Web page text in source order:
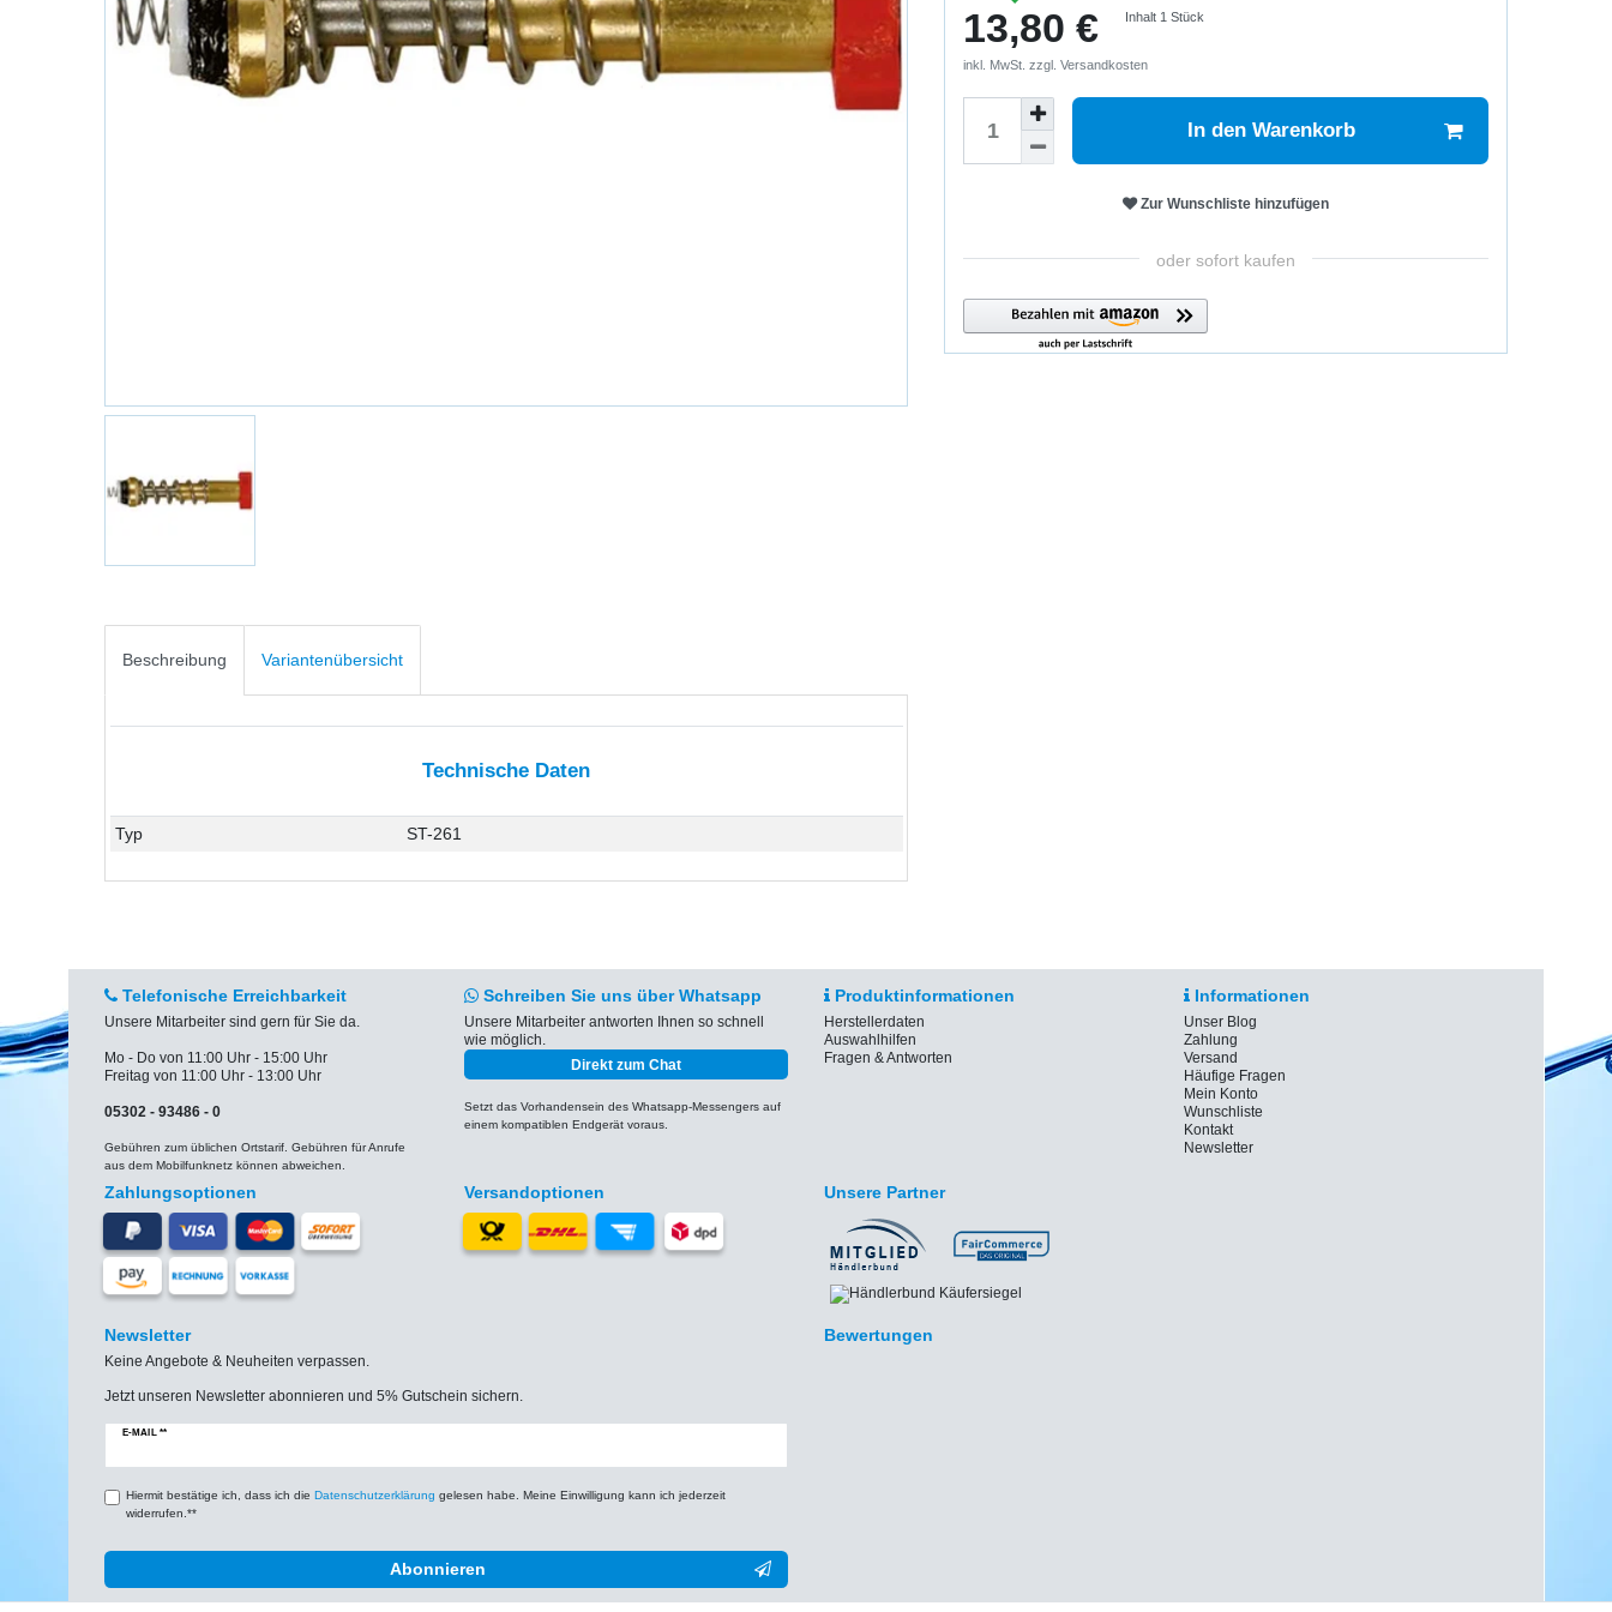
13,80 € Inhalt 1Stück
inkl. MwSt. zzgl. Versandkosten
In den Warenkorb
Zur Wunschliste hinzufügen
oder sofort kaufen
Beschreibung Variantenübersicht
Technische Daten
Typ ST-261
Telefonische Erreichbarkeit
Unsere Mitarbeiter sind gern für Sie da.
Mo - Do von 11:00 Uhr - 15:00 Uhr
Freitag von 11:00 Uhr - 13:00 Uhr
05302 - 93486 - 0
Gebühren zum üblichen Ortstarif. Gebühren für Anrufe
aus dem Mobilfunknetz können abweichen.
Schreiben Sie uns über Whatsapp
Unsere Mitarbeiter antworten Ihnen so schnell
wie möglich.
Direkt zum Chat
Setzt das Vorhandensein des Whatsapp-Messengers auf
einem kompatiblen Endgerät voraus.
Produktinformationen
Herstellerdaten
Auswahlhilfen
Fragen & Antworten
Informationen
Unser Blog
Zahlung
Versand
Häufige Fragen
Mein Konto
Wunschliste
Kontakt
Newsletter
Zahlungsoptionen Versandoptionen Unsere Partner
Newsletter
Keine Angebote & Neuheiten verpassen.
Jetzt unseren Newsletter abonnieren und 5% Gutschein sichern.
E-MAIL **
Newsletter
Hiermit bestätige ich, dass ich die Daten­schutz­erklärung gelesen habe. Meine Einwilligung kann ich jederzeit
widerrufen.**
Abonnieren
** Hierbei handelt es sich um ein Pflichtfeld.
Bewertungen